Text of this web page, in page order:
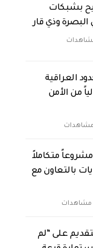
بشبكات
وذي قار
العراقية
من الأمن
متكاملاً
بالتعاون مع
على “لم